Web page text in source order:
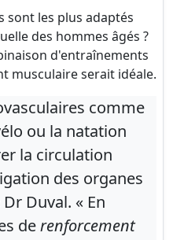
sont les plus adaptés
des hommes âgés ?
d'entraînements
musculaire serait idéale.
comme
ou la natation
la circulation
des organes
Duval. « En
derenforcement